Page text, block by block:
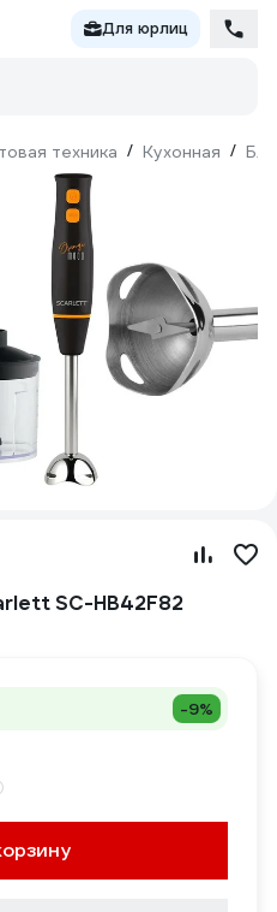
Для юрлиц
техника / Кухонная /
SC-HB42F82
-9%